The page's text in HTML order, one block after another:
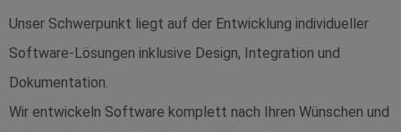
Unser Schwerpunkt liegt auf der Entwicklung individueller
Software-Lösungen inklusive Design, Integration und
Dokumentation.
Wir entwickeln Software komplett nach Ihren Wünschen und